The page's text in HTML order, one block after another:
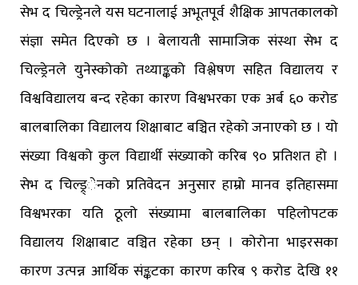
सेभ द चिल्ड्रेनले यस घटनालाई अभूतपूर्व शैक्षिक आपतकालको
संज्ञा समेत दिएको छ । बेलायती सामाजिक संस्था सेभ द
चिल्ड्रेनले युनेस्कोको तथ्याङ्कको विश्लेषण सहित विद्यालय र
विश्वविद्यालय बन्द रहेका कारण विश्वभरका एक अर्ब ६० करोड
बालबालिका विद्यालय शिक्षाबाट बञ्चित रहेको जनाएको छ । यो
संख्या विश्वको कुल विद्यार्थी संख्याको करिब ९० प्रतिशत हो ।
सेभ द चिल्ड्र्ेनको प्रतिवेदन अनुसार हाम्रो मानव इतिहासमा
विश्वभरका यति ठूलो संख्यामा बालबालिका पहिलोपटक
विद्यालय शिक्षाबाट वञ्चित रहेका छन् । कोरोना भाइरसका
कारण उत्पन्न आर्थिक संङ्कटका कारण करिब ९ करोड देखि ११